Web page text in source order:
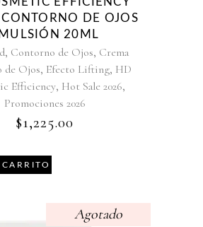
CONTORNO DE OJOS
20ML
, Contorno de Ojos, Crema
de Ojos, Efecto Lifting, HD
Efficiency, Hot Sale 2026,
Promociones 2026
$1,225.00
Agotado